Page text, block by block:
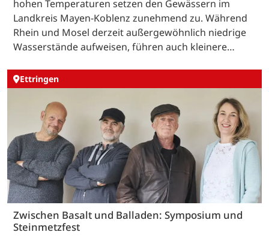
hohen Temperaturen setzen den Gewässern im
Landkreis Mayen-Koblenz zunehmend zu. Während
Rhein und Mosel derzeit außergewöhnlich niedrige
Wasserstände aufweisen, führen auch kleinere…
Ettringen
Zwischen Basalt und Balladen: Symposium und
Steinmetzfest